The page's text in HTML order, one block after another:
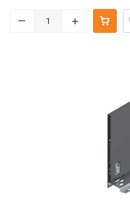
– +